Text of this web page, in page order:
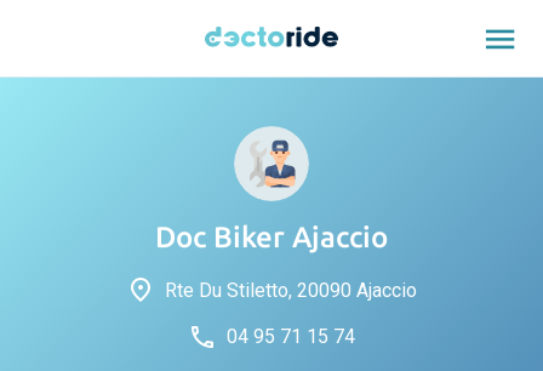
menu
Doc Biker Ajaccio
place Rte Du Stiletto, 20090 Ajaccio
phone 04 95 71 15 74